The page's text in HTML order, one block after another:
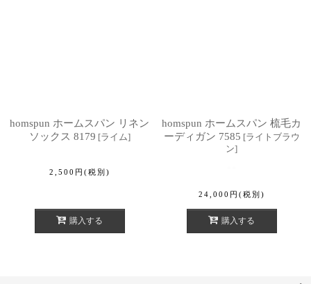
homspun ホームスパン リネン
ソックス 8179 [ライム]
2,500 円 (税別)
購入する
homspun ホームスパン 梳毛カ
ーディガン 7585 [ライトブラウ
ン]
24,000 円 (税別)
購入する